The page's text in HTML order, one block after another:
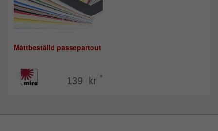
Måttbeställd passepartout
139 kr *